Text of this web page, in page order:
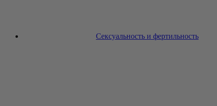
Сексуальность и фертильность